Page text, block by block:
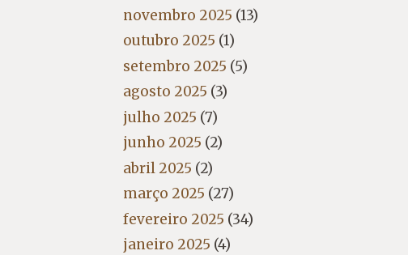
novembro 2025 (13)
outubro 2025 (1)
setembro 2025 (5)
agosto 2025 (3)
julho 2025 (7)
junho 2025 (2)
abril 2025 (2)
março 2025 (27)
fevereiro 2025 (34)
janeiro 2025 (4)